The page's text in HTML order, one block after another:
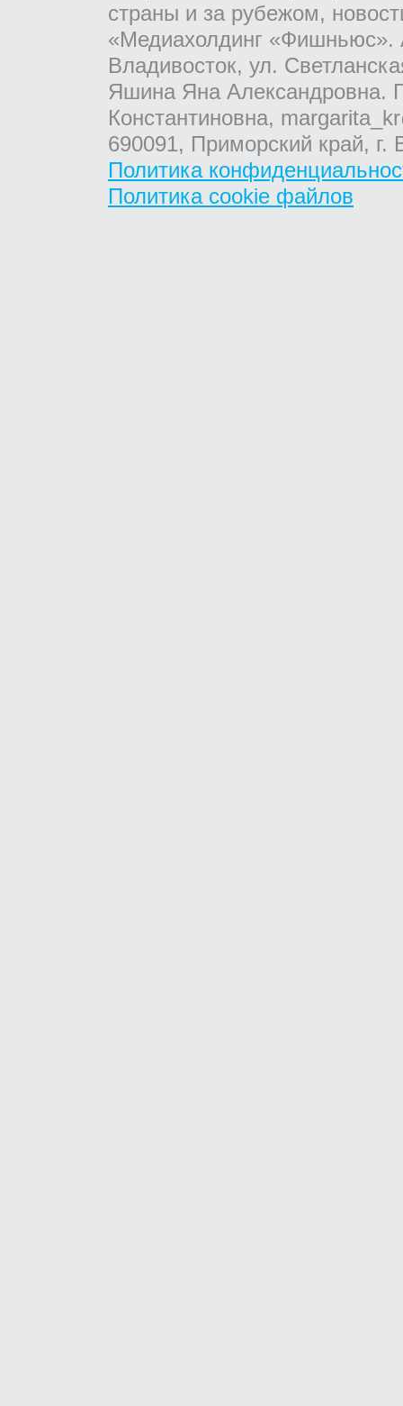
страны и за рубежом,
«Медиахолдинг «Фишньюс».
Владивосток, ул.
Яшина Яна Александровна.
Константиновна,
690091, Приморский край,
Политика
Политика cookie файлов